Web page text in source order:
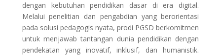
dengan kebutuhan pendidikan dasar di era digital.
Melalui penelitian dan pengabdian yang berorientasi
pada solusi pedagogis nyata, prodi PGSD berkomitmen
untuk menjawab tantangan dunia pendidikan dengan
pendekatan yang inovatif, inklusif, dan humanistik.